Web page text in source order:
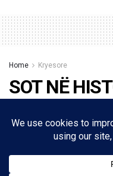
Home Kryesore
SOT NË
Bermudës’
kurrë